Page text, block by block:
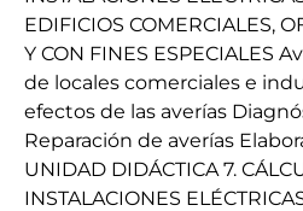
EDIFICIOS COMERCIALES,
Y CON FINES ESPECIALES
de locales comerciales e
efectos de las averías
Reparación de averías
UNIDAD DIDÁCTICA 7.
INSTALACIONES